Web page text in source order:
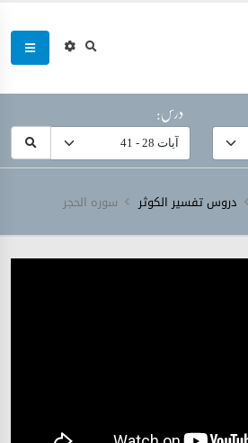
درس:
دروس تفسیر الکوثر سورہ ‎الحجر